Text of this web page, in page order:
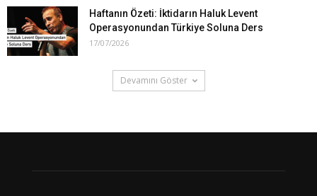
Haftanın Özeti: İktidarın Haluk Levent
Operasyonundan Türkiye Soluna Ders
17/07/2026
Devamını Göster